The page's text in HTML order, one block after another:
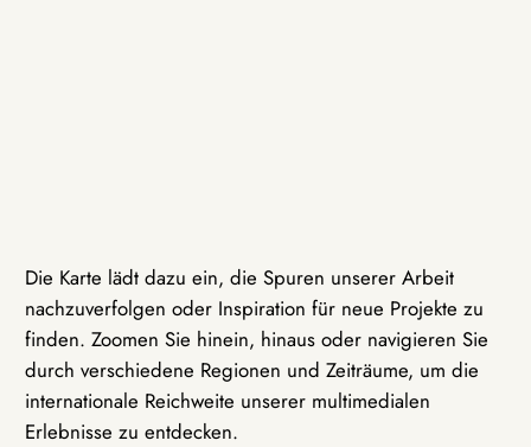
Die Karte lädt dazu ein, die Spuren unserer Arbeit
nachzuverfolgen oder Inspiration für neue Projekte zu
finden. Zoomen Sie hinein, hinaus oder navigieren Sie
durch verschiedene Regionen und Zeiträume, um die
internationale Reichweite unserer multimedialen
Erlebnisse zu entdecken.